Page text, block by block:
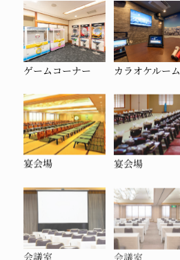
ゲームコーナー カラオケルーム
宴会場 宴会場
会議室 会議室